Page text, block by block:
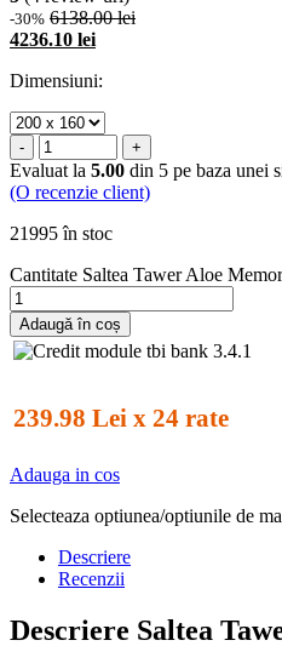
-30% 6138.00 lei
4236.10 lei
Dimensiuni:
- +
Evaluat la 5.00 din 5 pe baza unei
(O recenzie client)
21995 în stoc
Cantitate Saltea Tawer Aloe
Adaugă în coș
239.98 Lei x 24 rate
Adauga in cos
Selecteaza optiunea/optiunile de
Descriere
Recenzii
Descriere Saltea